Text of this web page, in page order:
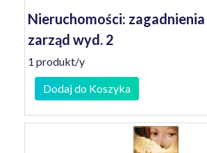
Nieruchomości:
zarząd wyd. 2
1 produkt/y
Dodaj do Koszyka